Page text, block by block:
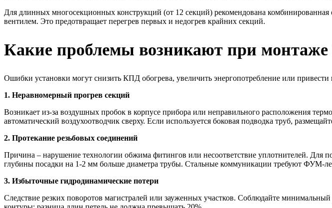
Для длинных многосекционных конструкций (от 12 секций) рекомендована
вентилем. Это предотвращает перегрев первых и недогрев крайних секций.
Какие проблемы возникают при монтаже
Ошибки установки могут снизить КПД обогрева, увеличить энергопотребление или
1. Неравномерный прогрев секций
Возникает из-за воздушных пробок в корпусе прибора или неправильного расположения
автоматический воздухоотводчик сверху. Если используется боковая подводка труб,
2. Протекание резьбовых соединений
Причина – нарушение технологии обжима фитингов или несоответствие уплотнителей. Для
глубины посадки на 1-2 мм больше диаметра трубы. Стальные коммуникации требуют ФУМ-
3. Избыточные гидродинамические потери
Следствие резких поворотов магистралей или зауженных участков. Соблюдайте